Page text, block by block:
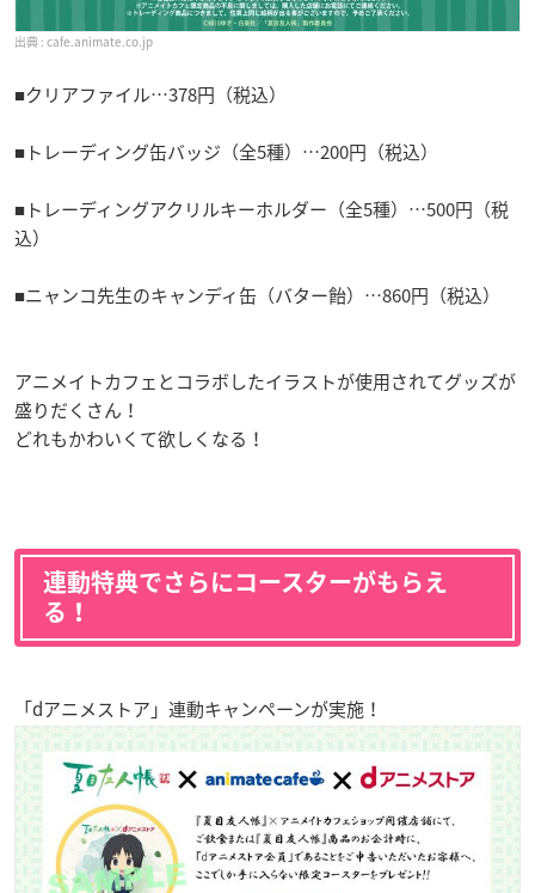
cafe.animate.co.jp
■クリアファイル…378円（税込）
■トレーディング缶バッジ（全5種）…200円（税込）
■トレーディングアクリルキーホルダー（全5種）…500円（税
込）
■ニャンコ先生のキャンディ缶（バター飴）…860円（税込）
アニメイトカフェとコラボしたイラストが使用されてグッズが
盛りだくさん！
どれもかわいくて欲しくなる！
連動特典でさらにコースターがもらえ
る！
「dアニメストア」連動キャンペーンが実施！